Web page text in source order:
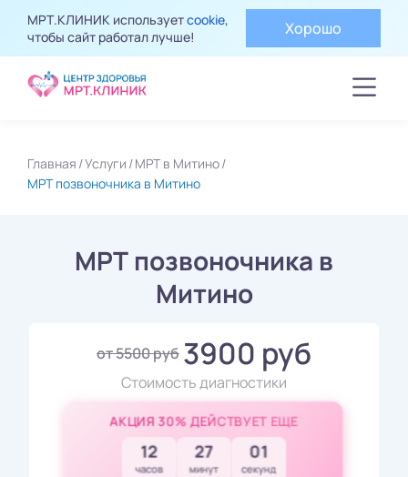
МРТ.КЛИНИК используетcookie,
чтобы сайт работал лучше!
Хорошо
Главная Услуги МРТ в Митино
МРТ позвоночника в Митино
МРТ позвоночника в
Митино
от 5500 руб 3900 руб
Стоимость диагностики
АКЦИЯ 30% ДЕЙСТВУЕТ ЕЩЕ
12
часов
26
минут
59
секунд